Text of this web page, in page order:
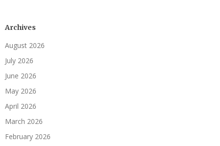
Archives
August 2026
July 2026
June 2026
May 2026
April 2026
March 2026
February 2026